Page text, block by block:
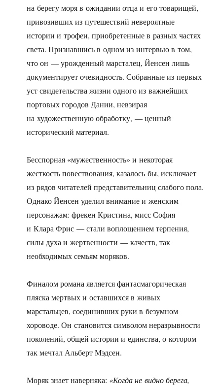
на берегу моря в ожидании отца и его товарищей,
привозивших из путешествий невероятные
истории и трофеи, приобретенные в разных частях
света. Признавшись в одном из интервью в том,
что он — урожденный марсталец, Йенсен лишь
документирует очевидность. Собранные из первых
уст свидетельства жизни одного из важнейших
портовых городов Дании, невзирая
на художественную обработку, — ценный
исторический материал.
Бесспорная «мужественность» и некоторая
жесткость повествования, казалось бы, исключает
из рядов читателей представительниц слабого пола.
Однако Йенсен уделил внимание и женским
персонажам: фрекен Кристина, мисс София
и Клара Фрис — стали воплощением терпения,
силы духа и жертвенности — качеств, так
необходимых семьям моряков.
Финалом романа является фантасмагорическая
пляска мертвых и оставшихся в живых
марстальцев, соединивших руки в безумном
хороводе. Он становится символом неразрывности
поколений, общей истории и единства, о котором
так мечтал Альберт Мэдсен.
Моряк знает наверняка: «Когда не видно берега,